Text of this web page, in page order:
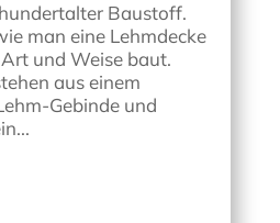
Baustoff.
man eine Lehmdecke
und Weise baut.
aus einem
Gebinde und